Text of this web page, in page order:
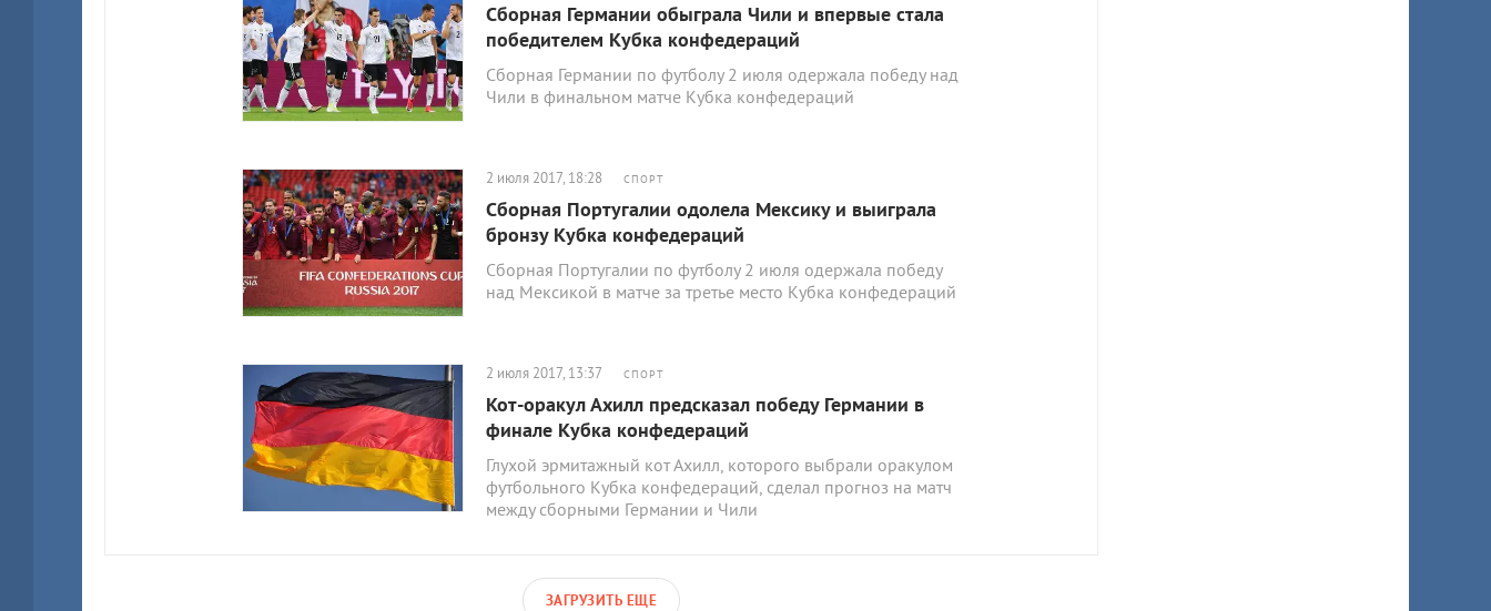
Сборная Германии обыграла Чили и впервые стала
победителем Кубка конфедераций
Сборная Германии по футболу 2 июля одержала победу над
Чили в финальном матче Кубка конфедераций
2 июля 2017, 18:28 СПОРТ
Сборная Португалии одолела Мексику и выиграла
бронзу Кубка конфедераций
Сборная Португалии по футболу 2 июля одержала победу
над Мексикой в матче за третье место Кубка конфедераций
2 июля 2017, 13:37 СПОРТ
Кот-оракул Ахилл предсказал победу Германии в
финале Кубка конфедераций
Глухой эрмитажный кот Ахилл, которого выбрали оракулом
футбольного Кубка конфедераций, сделал прогноз на матч
между сборными Германии и Чили
ЗАГРУЗИТЬ ЕЩЕ